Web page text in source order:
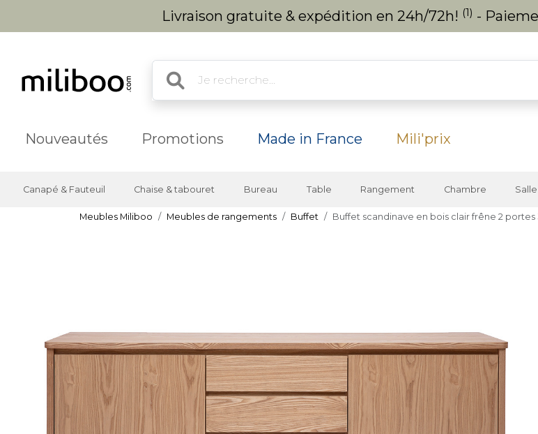
Livraison gratuite & expédition en 24h/72h! (1) -
Nouveautés Promotions Made in France Mili'prix
Canapé & Fauteuil Chaise & tabouret Bureau Table Rangement Chambre
Meubles Miliboo Meubles de rangements Buffet Buffet scandinave en bois clair frêne 2 portes